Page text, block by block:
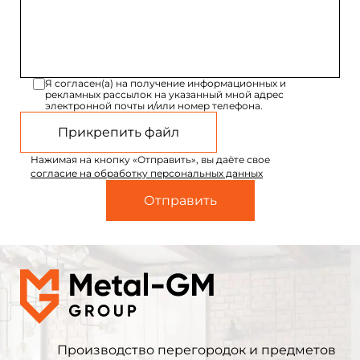
Я согласен(а) на получение информационных и
рекламных рассылок на указанный мной адрес
электронной почты и/или номер телефона.
Прикрепить файл
Нажимая на кнопку «Отправить», вы даёте свое
согласие на обработку персональных данных
Производство перегородок и предметов